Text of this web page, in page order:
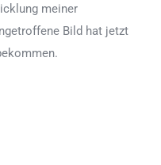
meiner
Bild hat jetzt